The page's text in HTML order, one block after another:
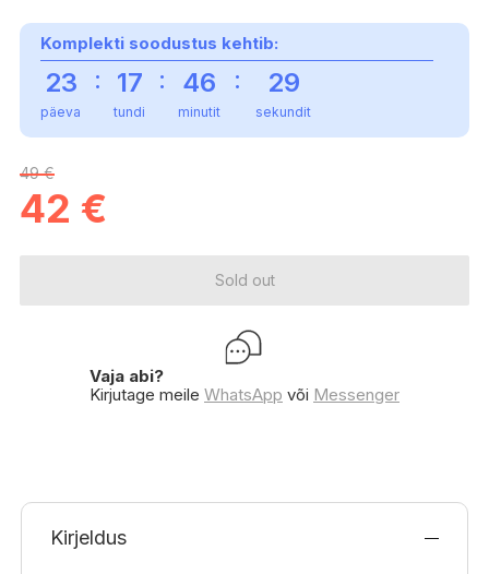
Komplekti soodustus kehtib:
23
päeva
: 17
tundi
: 46
minutit
: 29
sekundit
49 €
42 €
Sold out
Vaja abi?
Kirjutage meile WhatsApp või Messenger
Kirjeldus